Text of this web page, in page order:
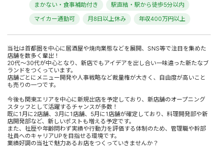
まかない・食事補助付き
駅直結・駅から徒歩5分以内
マイカー通勤可
月8日以上休み 年収400万円以上
当社は首都圏を中心に居酒屋や焼肉業態などを展開、SNS等で注目を集めた
店舗を数多く輩出！
20代〜30代が中心となり、新店でもアイデアを出し合い一味違った新たなブ
ランドをつくっています。
店舗ごとにメニュー開発や人事戦略など裁量権が大きく、自由度が高いこと
も売りの一つです。
今後も関東エリアを中心に新規出店を予定しており、新店舗のオープニング
スタッフとして活躍するチャンスが多数！
既に1月に2店舗、3月に1店舗、5月に1店舗が確定しており、料理開発部や新
店開発部など、新しいポストも増える予定です。
また、社歴や年齢問わず実績や行動力を評価する体制のため、管理職や幹部
社員へのキャリアUPを目指せる環境です。
業績好調の当社で魅力あるお店をつくっていきませんか？